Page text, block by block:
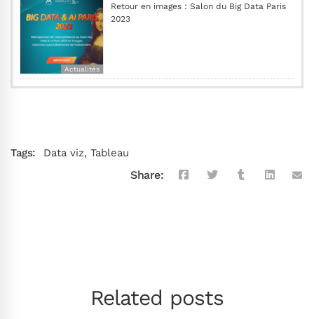
Actualités
Retour en images : Salon du Big Data Paris
2023
Tags: Data viz, Tableau
Share:
Related posts